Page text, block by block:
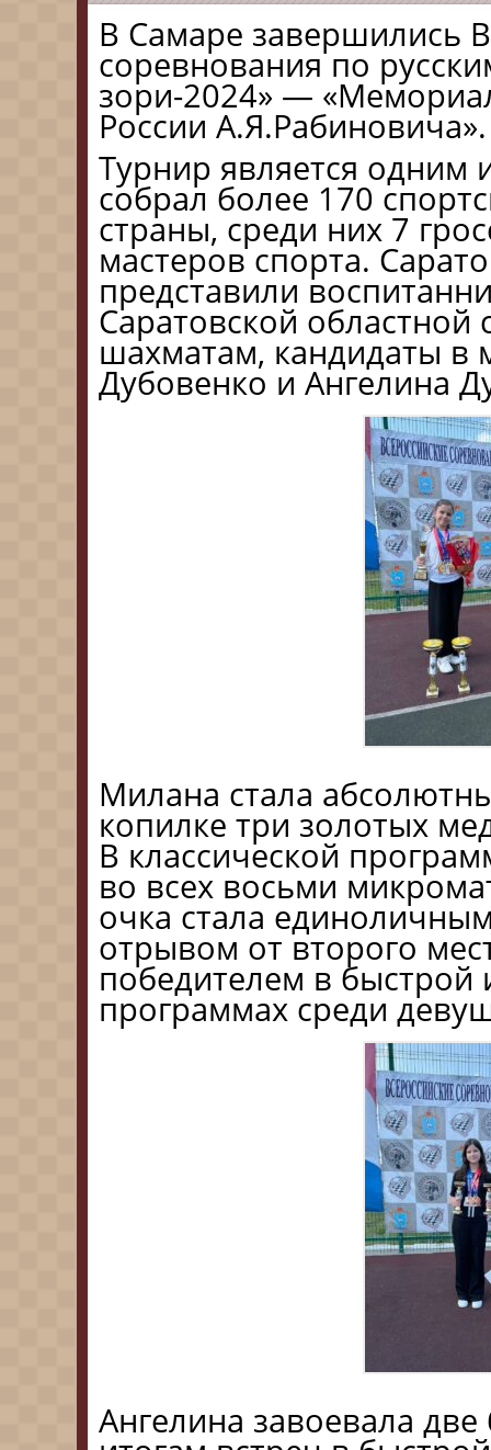
В Самаре завершились
соревнования по
зори-2024» —
России А.Я.Рабиновича».
Турнир является одним
собрал более 170
страны, среди них 7
мастеров спорта.
представили
Саратовской
шахматам, кандидаты в
Дубовенко и Ангелина
Милана стала
копилке три золотых
В классической
во всех восьми
очка стала
отрывом от второго
победителем в
программах среди
Ангелина завоевала